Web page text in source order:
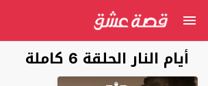
أيام النار الحلقة 6 كاملة